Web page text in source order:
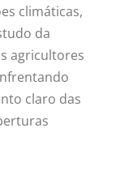
climáticas,
da
agricultores
claro das